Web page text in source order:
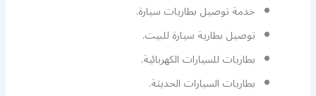
خدمة توصيل بطاريات سيارة.
توصيل بطارية سيارة للبيت.
بطاريات للسيارات الكهربائية.
بطاريات السيارات الحديثة.